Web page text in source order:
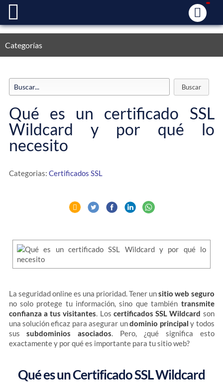
Categorías
Qué es un certificado SSL
Wildcard y por qué lo
necesito
Categorias: Certificados SSL
La seguridad online es una prioridad. Tener unsitio web seguro
no solo protege tu información, sino que también transmite
confianza a tus visitantes. Los certificados SSL Wildcard son
una solución eficaz para asegurar undominio principal y todos
sussubdominios asociados. Pero, ¿qué significa esto
exactamente y por qué es importante para tu sitio web?
Qué es un Certificado SSL Wildcard